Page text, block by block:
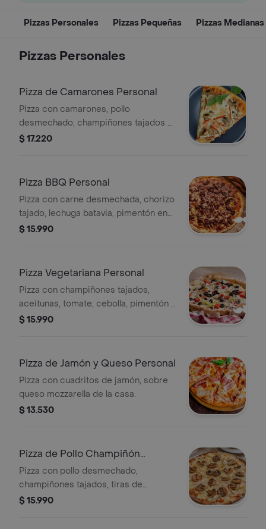
Pizzas Personales Pizzas Pequeñas Pizzas Medianas
Pizzas Personales
Pizza de Camarones Personal
Pizza con camarones, pollo
desmechado, champiñones tajados y
queso mozzarella.
$ 17.220
Pizza BBQ Personal
Pizza con carne desmechada, chorizo
tajado, lechuga batavia, pimentón en
tiras y salsa bbq.
$ 15.990
Pizza Vegetariana Personal
Pizza con champiñones tajados,
aceitunas, tomate, cebolla, pimentón y
queso mozzarella.
$ 15.990
Pizza de Jamón y Queso Personal
Pizza con cuadritos de jamón, sobre
queso mozzarella de la casa.
$ 13.530
Pizza de Pollo Champiñón
Personal
Pizza con pollo desmechado,
champiñones tajados, tiras de
tocineta y queso mozzarella.
$ 15.990